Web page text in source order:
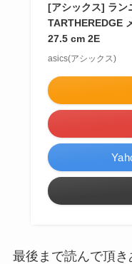
[アシックス] ラン
TARTHEREDGE
27.5 cm 2E
asics(アシックス)
最後まで読んで頂き